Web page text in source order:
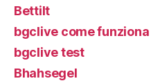
Bettilt
bgclive come funziona
bgclive test
Bhahsegel